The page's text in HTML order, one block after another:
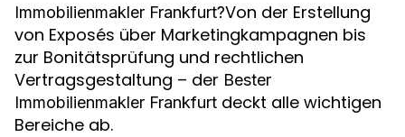
Immobilienmakler Frankfurt?Von der Erstellung
von Exposés über Marketingkampagnen bis
zur Bonitätsprüfung und rechtlichen
Vertragsgestaltung – der Bester
Immobilienmakler Frankfurt deckt alle wichtigen
Bereiche ab.